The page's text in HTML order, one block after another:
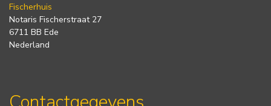
Fischerhuis
Notaris Fischerstraat 27
6711 BB Ede
Nederland